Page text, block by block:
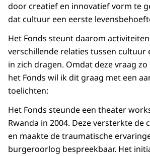
door creatief en innovatief vorm te
dat cultuur een eerste
Het Fonds steunt daarom
verschillende relaties tussen cultuur
in zich dragen. Omdat deze vraag
het Fonds wil ik dit graag met een
toelichten:
Het Fonds steunde een theater
Rwanda in 2004. Deze versterkte de
en maakte de traumatische
burgeroorlog bespreekbaar. Het